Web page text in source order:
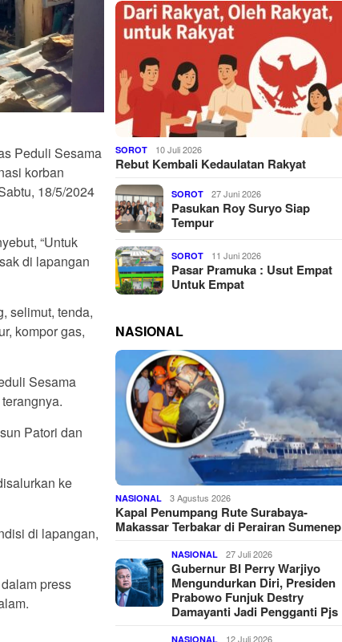
Peduli Sesama
korban
18/5/2024
“Untuk
di lapangan
selimut, tenda,
kompor gas,
Sesama
Patori dan
ke
di lapangan,
press
SOROT 10 Juli 2026
Rebut Kembali Kedaulatan Rakyat
SOROT 27 Juni 2026
Pasukan Roy Suryo Siap
Tempur
SOROT 11 Juni 2026
Pasar Pramuka : Usut Empat
Untuk Empat
NASIONAL
NASIONAL 3 Agustus 2026
Kapal Penumpang Rute Surabaya-
Makassar Terbakar di Perairan Sumenep
NASIONAL 27 Juli 2026
Gubernur BI Perry Warjiyo
Mengundurkan Diri, Presiden
Prabowo Funjuk Destry
Damayanti Jadi Pengganti Pjs
NASIONAL 12 Juli 2026